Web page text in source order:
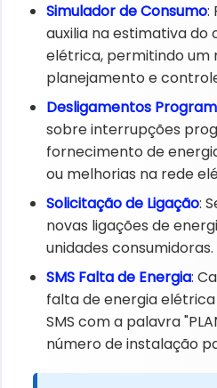
Simulador de Consumo:
auxilia na estimativa do
elétrica, permitindo um
planejamento e
Desligamentos
sobre interrupções
fornecimento de
ou melhorias na rede
Solicitação de Ligação:
novas ligações de
unidades consumidoras.
SMS Falta de Energia:
falta de energia
SMS com a palavra
número de instalação